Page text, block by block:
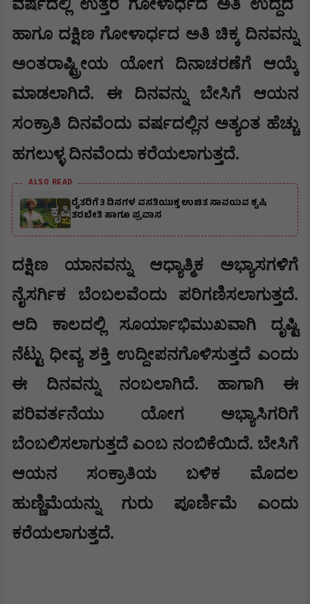
ವರ್ಷದಲ್ಲಿ ಉತ್ತರ ಗೋಳಾರ್ಧದ ಅತಿ ಉದ್ದದ
ಹಾಗೂ ದಕ್ಷಿಣ ಗೋಳಾರ್ಧದ ಅತಿ ಚಿಕ್ಕ ದಿನವನ್ನು
ಅಂತರಾಷ್ಟ್ರೀಯ ಯೋಗ ದಿನಾಚರಣೆಗೆ ಆಯ್ಕೆ
ಮಾಡಲಾಗಿದೆ. ಈ ದಿನವನ್ನು ಬೇಸಿಗೆ ಆಯನ
ಸಂಕ್ರಾತಿ ದಿನವೆಂದು ವರ್ಷದಲ್ಲಿನ ಅತ್ಯಂತ ಹೆಚ್ಚು
ಹಗಲುಳ್ಳ ದಿನವೆಂದು ಕರೆಯಲಾಗುತ್ತದೆ.
ALSO READ
ರೈತರಿಗೆ 3 ದಿನಗಳ ವಸತಿಯುಕ್ತ ಉಚಿತ ಸಾವಯವ ಕೃಷಿ
ತರಬೇತಿ ಹಾಗೂ ಪ್ರವಾಸ
ದಕ್ಷಿಣ ಯಾನವನ್ನು ಆಧ್ಯಾತ್ಮಿಕ ಅಭ್ಯಾಸಗಳಿಗೆ
ನೈಸರ್ಗಿಕ ಬೆಂಬಲವೆಂದು ಪರಿಗಣಿಸಲಾಗುತ್ತದೆ.
ಆದಿ ಕಾಲದಲ್ಲಿ ಸೂರ್ಯಾಭಿಮುಖವಾಗಿ ದೃಷ್ಟಿ
ನೆಟ್ಟು ಧೀವ್ಯ ಶಕ್ತಿ ಉದ್ದೀಪನಗೊಳಿಸುತ್ತದೆ ಎಂದು
ಈ ದಿನವನ್ನು ನಂಬಲಾಗಿದೆ. ಹಾಗಾಗಿ ಈ
ಪರಿವರ್ತನೆಯು ಯೋಗ ಅಭ್ಯಾಸಿಗರಿಗೆ
ಬೆಂಬಲಿಸಲಾಗುತ್ತದೆ ಎಂಬ ನಂಬಿಕೆಯಿದೆ. ಬೇಸಿಗೆ
ಆಯನ ಸಂಕ್ರಾತಿಯ ಬಳಿಕ ಮೊದಲ
ಹುಣ್ಣಿಮೆಯನ್ನು ಗುರು ಪೂರ್ಣಿಮೆ ಎಂದು
ಕರೆಯಲಾಗುತ್ತದೆ.